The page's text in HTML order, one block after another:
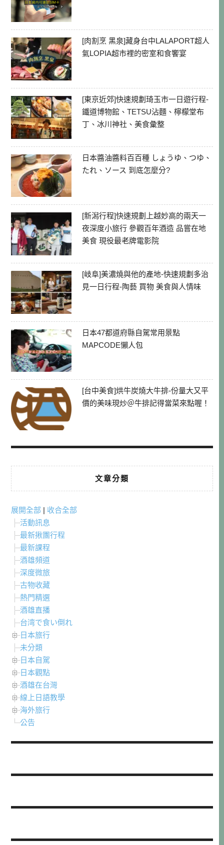
[肉割烹 黑泉]藏身台中LALAPORT超人
氣LOPIA超市裡的密室和食饗宴
[東京近郊]快速規劃琦玉市一日遊行程-
鐵道博物館、TETSU沾麵、檸檬堂布
丁、冰川神社、美食彙整
日本醬油醬料百百種 しょうゆ、つゆ、
たれ、ソース 到底怎麼分?
[新潟行程]快速規劃上越妙高的兩天一
夜深度小旅行 參觀百年酒造 品嘗在地
美食 現役最老牌電影院
[岐阜]美濃燒與他的產地-快速規劃多治
見一日行程-陶藝 買物 美食與人情味
日本47都道府縣自駕常用景點
MAPCODE懶人包
[台中美食]烘牛炭燒大牛排-份量大又平
價的美味現炒＠牛排記得當菜來點喔！
文章分類
展開全部 | 收合全部
活動訊息
最新揪團行程
最新課程
酒雄頻道
深度微旅
古物收藏
熱門精選
酒雄直播
台湾で食い倒れ
日本旅行
未分類
日本自駕
日本觀點
酒雄在台灣
線上日語教學
海外旅行
公告